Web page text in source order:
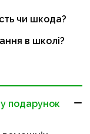
чи шкода?
в школі?
подарунок